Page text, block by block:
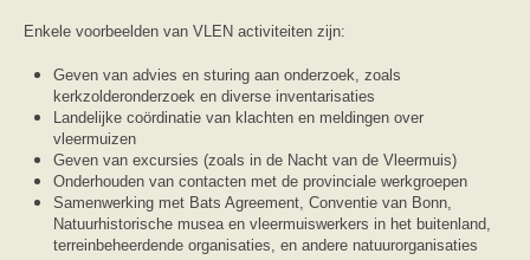
Rosse vleermuis
Tweekleurige vleermuis
Vale vleermuis
Watervleermuis
Vleermuizen en eikenprocessierups
Kinderpagina
Spreekbeurt
Knutselen
Tekenen
Spelletjes
Enkele voorbeelden van VLEN activiteiten zijn:
Geven van advies en sturing aan onderzoek, zoals
kerkzolderonderzoek en diverse inventarisaties
Landelijke coördinatie van klachten en meldingen over
vleermuizen
Geven van excursies (zoals in de Nacht van de Vleermuis)
Onderhouden van contacten met de provinciale werkgroepen
Samenwerking met Bats Agreement, Conventie van Bonn,
Natuurhistorische musea en vleermuiswerkers in het buitenland,
terreinbeheerdende organisaties, en andere natuurorganisaties